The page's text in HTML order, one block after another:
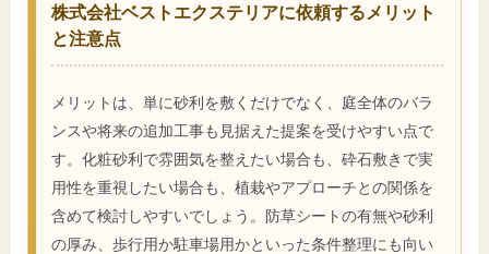
株式会社ベストエクステリアに依頼するメリット
と注意点
メリットは、単に砂利を敷くだけでなく、庭全体のバラ
ンスや将来の追加工事も見据えた提案を受けやすい点で
す。化粧砂利で雰囲気を整えたい場合も、砕石敷きで実
用性を重視したい場合も、植栽やアプローチとの関係を
含めて検討しやすいでしょう。防草シートの有無や砂利
の厚み、歩行用か駐車場用かといった条件整理にも向い